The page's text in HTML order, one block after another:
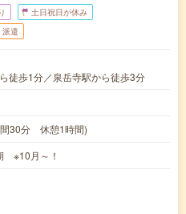
土日祝日が休み
派遣
徒歩1分／泉岳寺駅から徒歩3分
30分 休憩1時間)
※10月～！